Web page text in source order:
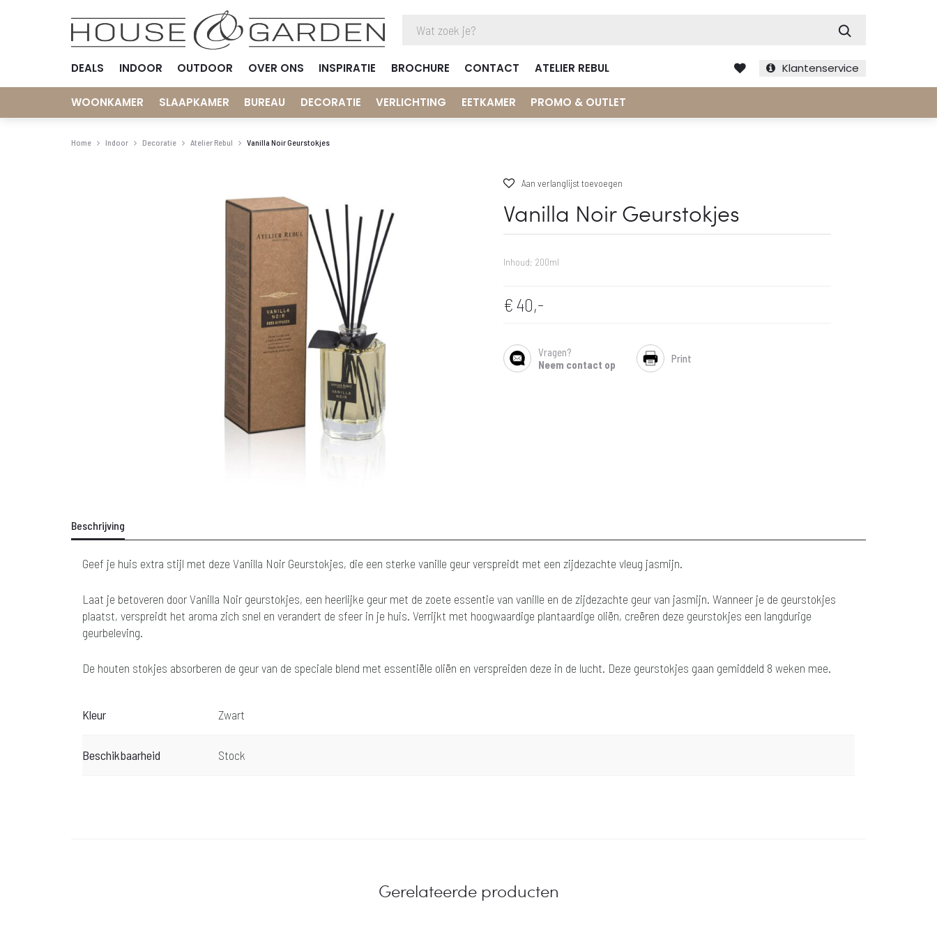
DEALS INDOOR OUTDOOR OVER ONS INSPIRATIE BROCHURE CONTACT ATELIER REBUL Klantenservice
WOONKAMER SLAAPKAMER BUREAU DECORATIE VERLICHTING EETKAMER PROMO & OUTLET
Home Indoor Decoratie Atelier Rebul Vanilla Noir Geurstokjes
Aan verlanglijst toevoegen
Vanilla Noir Geurstokjes
Inhoud: 200ml
€40,-
SHARE
Vragen?
Neem contact op
Print
Beschrijving
Geef je huis extra stijl met deze Vanilla Noir Geurstokjes, die een sterke vanille geur verspreidt met een zijdezachte vleug jasmijn.
Laat je betoveren door Vanilla Noir geurstokjes, een heerlijke geur met de zoete essentie van vanille en de zijdezachte geur van jasmijn. Wanneer je de geurstokjes
plaatst, verspreidt het aroma zich snel en verandert de sfeer in je huis. Verrijkt met hoogwaardige plantaardige oliën, creëren deze geurstokjes een langdurige
geurbeleving.
De houten stokjes absorberen de geur van de speciale blend met essentiële oliën en verspreiden deze in de lucht. Deze geurstokjes gaan gemiddeld 8 weken mee.
Kleur Zwart
Beschikbaarheid Stock
Gerelateerde producten